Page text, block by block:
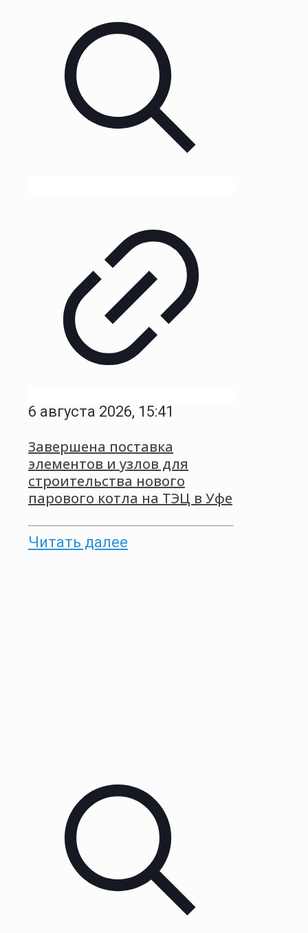
6 августа 2026, 15:41
Завершена поставка
элементов и узлов для
строительства нового
парового котла на ТЭЦ в Уфе
Читать далее